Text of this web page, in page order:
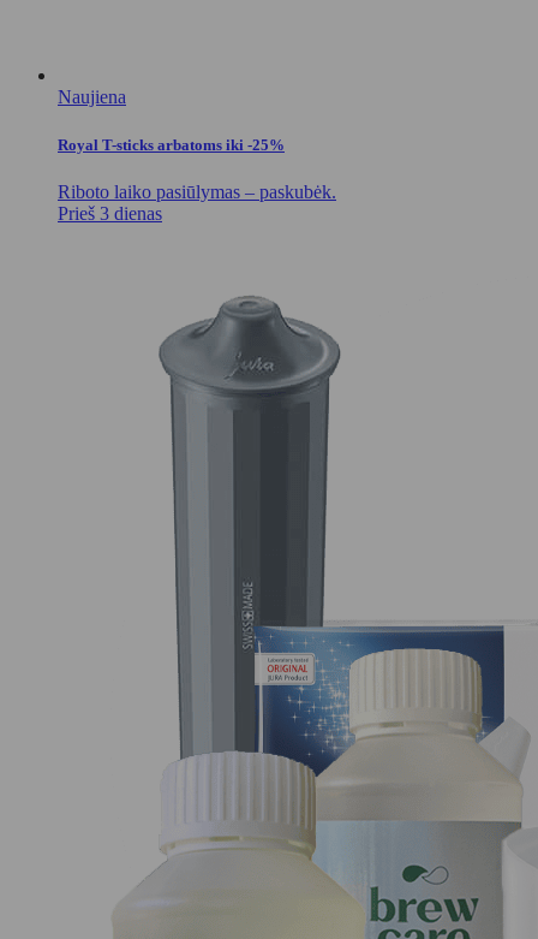
Naujiena
Royal T-sticks arbatoms iki -25%
Riboto laiko pasiūlymas – paskubėk.
Prieš 3 dienas